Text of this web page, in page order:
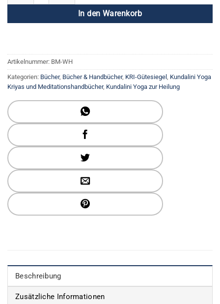
In den Warenkorb
Artikelnummer: BM-WH
Kategorien: Bücher, Bücher & Handbücher, KRI-Gütesiegel Kundalini Yoga
Kriyas und Meditationshandbücher, Kundalini Yoga zur Heilung
Beschreibung
Zusätzliche Informationen